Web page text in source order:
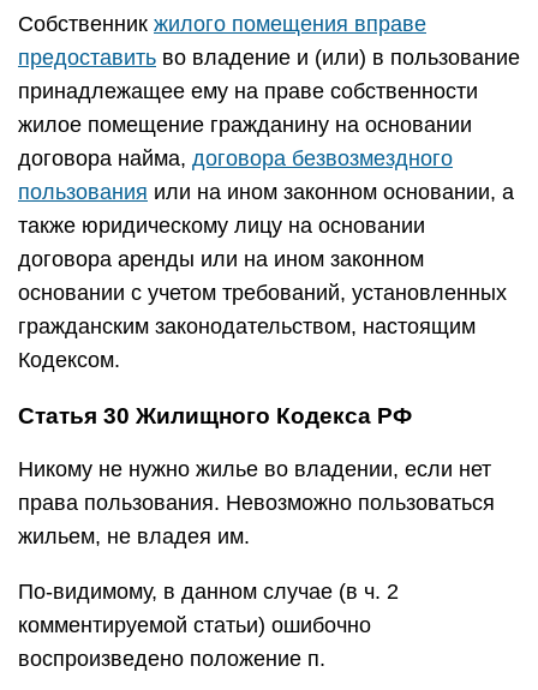
Собственник жилого помещения вправе
предоставить во владение и (или) в пользование
принадлежащее ему на праве собственности
жилое помещение гражданину на основании
договора найма, договора безвозмездного
пользования или на ином законном основании, а
также юридическому лицу на основании
договора аренды или на ином законном
основании с учетом требований, установленных
гражданским законодательством, настоящим
Кодексом.
Статья 30 Жилищного Кодекса РФ
Никому не нужно жилье во владении, если нет
права пользования. Невозможно пользоваться
жильем, не владея им.
По-видимому, в данном случае (в ч. 2
комментируемой статьи) ошибочно
воспроизведено положение п.